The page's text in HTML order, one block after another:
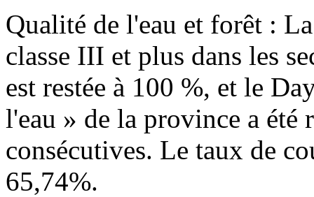
Qualité de l'eau et forêt :
classe III et plus dans les
est restée à 100 %, et le
l'eau » de la province a été
consécutives. Le taux de
65,74%.